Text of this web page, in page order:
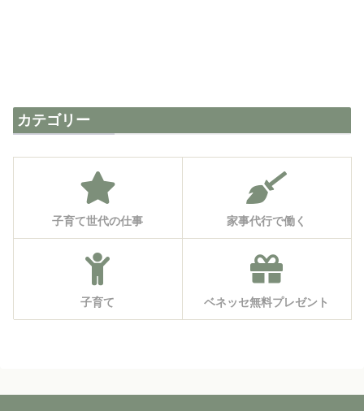
カテゴリー
子育て世代の仕事 家事代行で働く
子育て ベネッセ無料プレゼント